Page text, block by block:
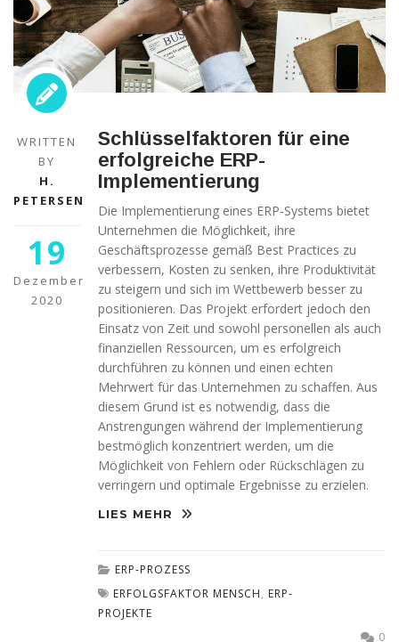
WRITTEN
BY
H.
PETERSEN
19
Dezember
2020
Schlüsselfaktoren für eine
erfolgreiche ERP-
Implementierung
Die Implementierung eines ERP-Systems bietet
Unternehmen die Möglichkeit, ihre
Geschäftsprozesse gemäß Best Practices zu
verbessern, Kosten zu senken, ihre Produktivität
zu steigern und sich im Wettbewerb besser zu
positionieren. Das Projekt erfordert jedoch den
Einsatz von Zeit und sowohl personellen als auch
finanziellen Ressourcen, um es erfolgreich
durchführen zu können und einen echten
Mehrwert für das Unternehmen zu schaffen. Aus
diesem Grund ist es notwendig, dass die
Anstrengungen während der Implementierung
bestmöglich konzentriert werden, um die
Möglichkeit von Fehlern oder Rückschlägen zu
verringern und optimale Ergebnisse zu erzielen.
LIES MEHR
ERP-PROZESS
ERFOLGSFAKTOR MENSCH, ERP-
PROJEKTE
0
Technisch
notwendige
Cookies
Diese Cookies
sind nicht
optional,
technisch für
die Webseite
notwendig.
keine
Einschränkung
möglich.
Statistiken
Diese Cookies
helfen uns dabei
die Funktionalität
und die Struktur
verbessern. Sie
Statistiken und
erstellen, wobei
pseudonymisierte
Kenntnisse über
Websitenutzung